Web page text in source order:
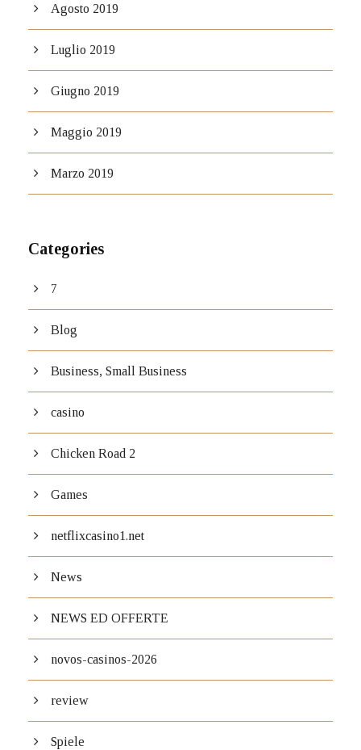
Agosto 2019
Luglio 2019
Giugno 2019
Maggio 2019
Marzo 2019
Categories
7
Blog
Business, Small Business
casino
Chicken Road 2
Games
netflixcasino1.net
News
NEWS ED OFFERTE
novos-casinos-2026
review
Spiele